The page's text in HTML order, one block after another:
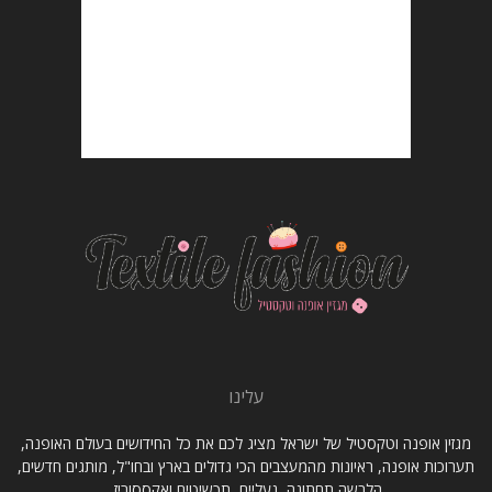
עלינו
מגזין אופנה וטקסטיל של ישראל מציג לכם את כל החידושים בעולם האופנה,
תערוכות אופנה, ראיונות מהמעצבים הכי גדולים בארץ ובחו"ל, מותגים חדשים,